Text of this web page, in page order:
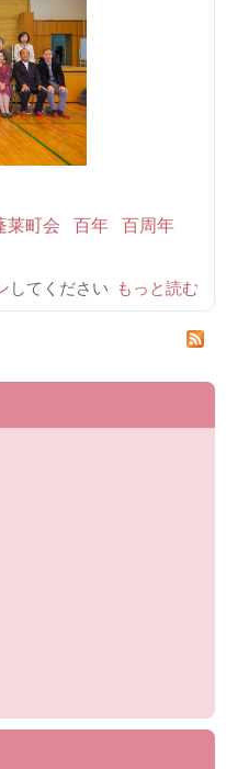
莱町会 百年 百周年
蓬莱町会百周
開催しました
もっと読む
してください